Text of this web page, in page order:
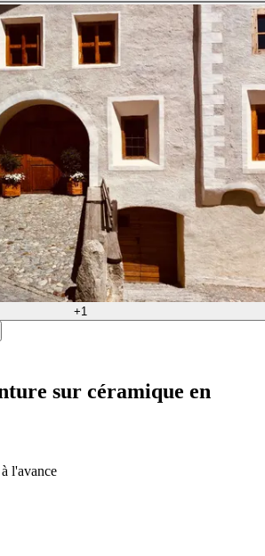
+1
sur céramique en
l'avance